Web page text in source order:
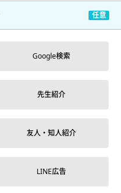
Google検索
先生紹介
友人・知人紹介
LINE広告